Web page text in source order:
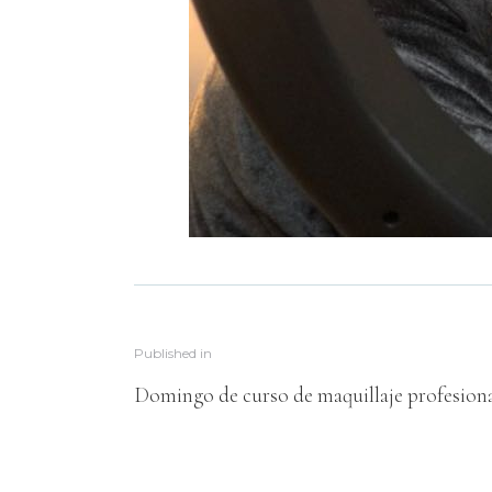
Published in
Domingo de curso de maquillaje